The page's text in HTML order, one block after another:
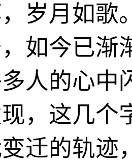
岁月如歌
如今已渐
人的心中
，这几个
迁的轨迹